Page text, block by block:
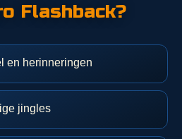
Flashback?
en herinneringen
jingles